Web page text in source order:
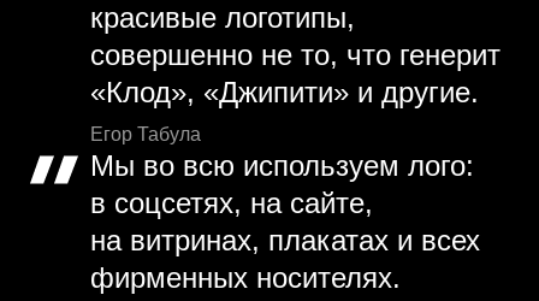
красивые логотипы,
совершенно не то, что генерит
«Клод», «Джипити» и другие.
Егор Табула
Мы во всю используем лого:
в соцсетях, на сайте,
на витринах, плакатах и всех
фирменных носителях.